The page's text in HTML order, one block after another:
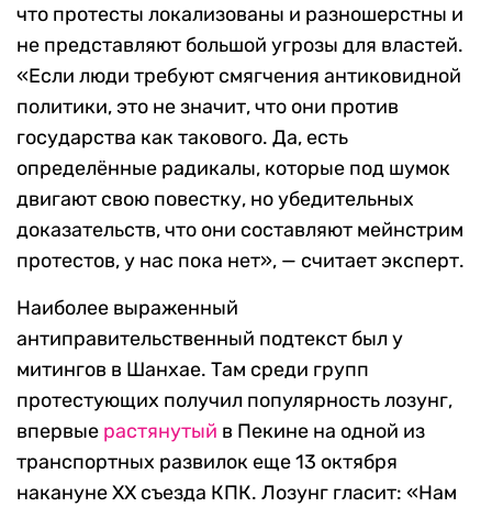
что протесты локализованы и разношерстны и
не представляют большой угрозы для властей.
«Если люди требуют смягчения антиковидной
политики, это не значит, что они против
государства как такового. Да, есть
определённые радикалы, которые под шумок
двигают свою повестку, но убедительных
доказательств, что они составляют мейнстрим
протестов, у нас пока нет», — считает эксперт.
Наиболее выраженный
антиправительственный подтекст был у
митингов в Шанхае. Там среди групп
протестующих получил популярность лозунг,
впервые растянутый в Пекине на одной из
транспортных развилок еще 13 октября
накануне XX съезда КПК. Лозунг гласит: «Нам